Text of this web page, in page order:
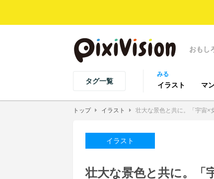
おもし
タグ一覧
みる
イラスト マ
トップ イラスト 壮大な景色と共に。「宇宙×
イラスト
壮大な景色と共に。「